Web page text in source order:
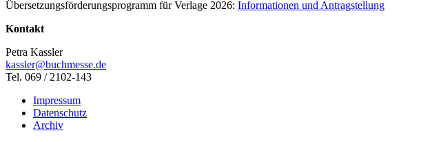
Übersetzungsförderungsprogramm für Verlage 2026: Informationen und Antragstellung
Kontakt
Petra Kassler
kassler@buchmesse.de
Tel. 069 / 2102-143
Impressum
Datenschutz
Archiv